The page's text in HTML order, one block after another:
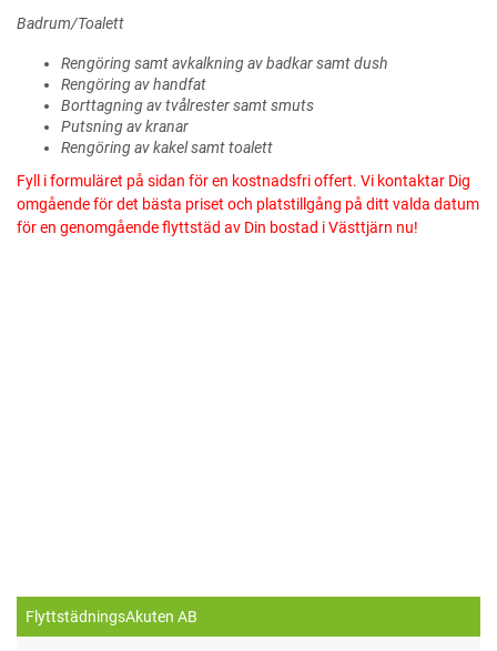
Badrum/Toalett
Rengöring samt avkalkning av badkar samt dush
Rengöring av handfat
Borttagning av tvålrester samt smuts
Putsning av kranar
Rengöring av kakel samt toalett
Fyll i formuläret på sidan för en kostnadsfri offert. Vi kontaktar Dig
omgående för det bästa priset och platstillgång på ditt valda datum
för en genomgående flyttstäd av Din bostad i Västtjärn nu!
FlyttstädningsAkuten AB